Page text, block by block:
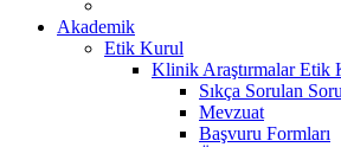
Akademik
Etik Kurul
Klinik Araştırmalar Etik
Sıkça Sorulan
Mevzuat
Başvuru Formları